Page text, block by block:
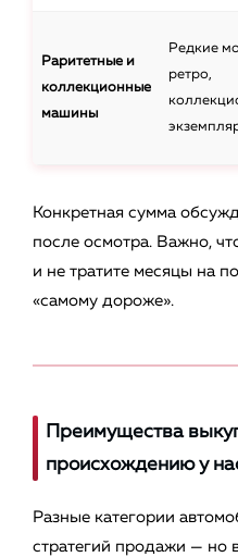
Раритетные и
коллекционные
машины
Редкие
ретро,
Конкретная сумма
после осмотра. Важно,
и не тратите месяцы на
«самому дороже».
Преимущества
происхождению у
Разные категории
стратегий продажи — но